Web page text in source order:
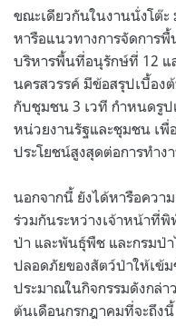
ขณะเดียวกันในงานนั่งโต๊
หารือแนวทางการจัดการ
บริหารพื้นที่อนุรักษ์ที่ 12 แ
นครสวรรค์ มีข้อสรุปเบื้อง
กับชุมชน 3 เวที กำหนดรู
หน่วยงานรัฐและชุมชน เพื่
ประโยชน์สูงสุดต่อการทำง
นอกจากนี้ ยังได้หารือควา
ร่วมกันระหว่างเจ้าหน้าที่
ป่า และพันธุ์พืช และกรมป่
ปลอดภัยของสัตว์ป่าให้เข้
ประมาณในกิจกรรมดังกล่
ต้นเดือนกรกฎาคมที่จะถึงนี้